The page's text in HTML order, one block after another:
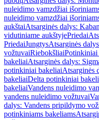
nuleidimo vamzdžiai
nuleidimo vamzdžiai
aukštaiAtsarginės dalys:
vidutiniame aukštyjePriedai
PriedaiJungtysAtsarginės
vožtuvaiRiebokšliaiPotinkiniai
bakeliaiAtsarginės dalys:
potinkiniai bakeliaiAtsarginės
bakeliaiDelta potinkiniai
bakeliaiVandens nuleidimo
vandens nuleidimo vožtuvai
dalys: Vandens pripildymo
potinkiniams bakeliams